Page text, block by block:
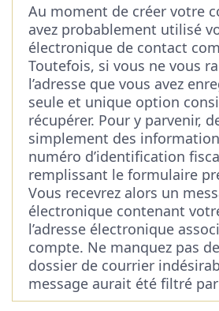
Au moment de créer votre
avez probablement utilisé
électronique de contact
Toutefois, si vous ne vous
l’adresse que vous avez
seule et unique option
récupérer. Pour y parvenir,
simplement des
numéro d’identification
remplissant le formulaire
Vous recevrez alors un
électronique contenant
l’adresse électronique
compte. Ne manquez pas
dossier de courrier
message aurait été filtré